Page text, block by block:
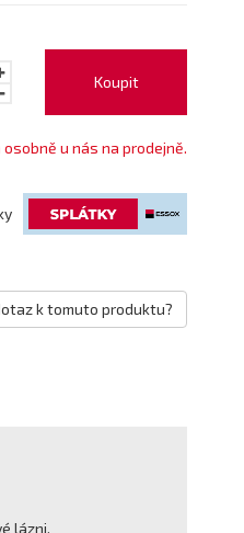
Koupit
u nás na prodejně.
k tomuto produktu?
lázni.